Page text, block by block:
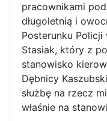
pracownikami
długoletnią i
Posterunku Policji
Stasiak, który z
stanowisko
Dębnicy
służbę na rzecz
właśnie na